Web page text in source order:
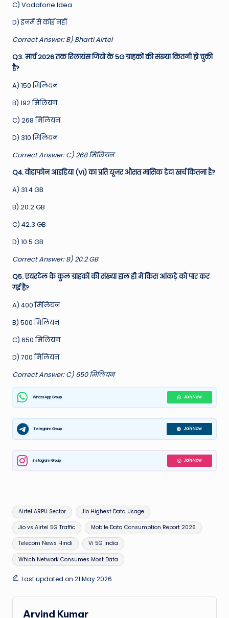
C) Vodafone Idea
D) इनमें से कोई नहीं
Correct Answer: B) Bharti Airtel
Q3. मार्च 2026 तक रिलायंस जियो के 5G ग्राहकों की संख्या कितनी हो चुकी
है?
A) 150 मिलियन
B) 192 मिलियन
C) 268 मिलियन
D) 310 मिलियन
Correct Answer: C) 268 मिलियन
Q4. वोडाफोन आइडिया (Vi) का प्रति यूजर औसत मासिक डेटा खर्च कितना है?
A) 31.4 GB
B) 20.2 GB
C) 42.3 GB
D) 10.5 GB
Correct Answer: B) 20.2 GB
Q5. एयरटेल के कुल ग्राहकों की संख्या हाल ही में किस आंकड़े को पार कर
गई है?
A) 400 मिलियन
B) 500 मिलियन
C) 650 मिलियन
D) 700 मिलियन
Correct Answer: C) 650 मिलियन
WhatsApp Group Join Now
Telegram Group Join Now
Instagram Group Join Now
Tags:
Airtel ARPU Sector Jio Highest Data Usage
Jio vs Airtel 5G Traffic Mobile Data Consumption Report 2026
Telecom News Hindi Vi 5G India
Which Network Consumes Most Data
Last updated on 21 May 2026
Arvind Kumar